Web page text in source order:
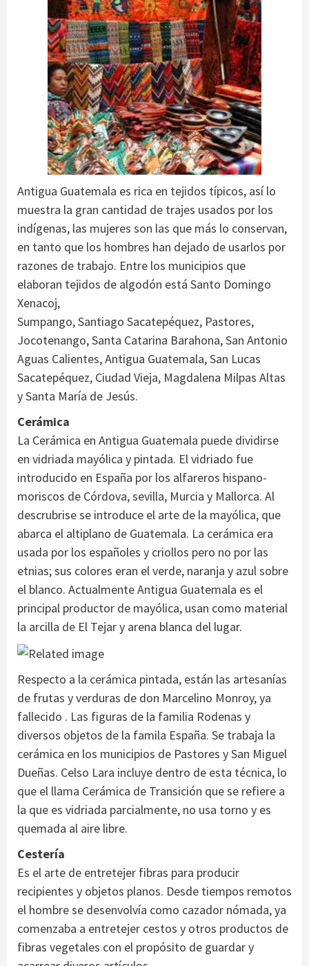
Antigua Guatemala es rica en tejidos típicos, así lo
muestra la gran cantidad de trajes usados por los
indígenas, las mujeres son las que más lo conservan,
en tanto que los hombres han dejado de usarlos por
razones de trabajo. Entre los municipios que
elaboran tejidos de algodón está Santo Domingo
Xenacoj,
Sumpango, Santiago Sacatepéquez, Pastores,
Jocotenango, Santa Catarina Barahona, San Antonio
Aguas Calientes, Antigua Guatemala, San Lucas
Sacatepéquez, Ciudad Vieja, Magdalena Milpas Altas
y Santa María de Jesús.
Cerámica
La Cerámica en Antigua Guatemala puede dividirse
en vidriada mayólica y pintada. El vidriado fue
introducido en España por los alfareros hispano-
moriscos de Córdova, sevilla, Murcia y Mallorca. Al
descrubrise se introduce el arte de la mayólica, que
abarca el altiplano de Guatemala. La cerámica era
usada por los españoles y criollos pero no por las
etnias; sus colores eran el verde, naranja y azul sobre
el blanco. Actualmente Antigua Guatemala es el
principal productor de mayólica, usan como material
la arcilla de El Tejar y arena blanca del lugar.
Respecto a la cerámica pintada, están las artesanías
de frutas y verduras de don Marcelino Monroy, ya
fallecido . Las figuras de la familia Rodenas y
diversos objetos de la famila España. Se trabaja la
cerámica en los municipios de Pastores y San Miguel
Dueñas. Celso Lara incluye dentro de esta técnica, lo
que el llama Cerámica de Transición que se refiere a
la que es vidriada parcialmente, no usa torno y es
quemada al aire libre.
Cestería
Es el arte de entretejer fibras para producir
recipientes y objetos planos. Desde tiempos remotos
el hombre se desenvolvía como cazador nómada, ya
comenzaba a entretejer cestos y otros productos de
fibras vegetales con el propósito de guardar y